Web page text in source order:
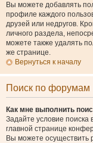
Вы можете добавлять
профиле каждого
друзей или недругов.
личного раздела,
можете также удалять
же странице.
Вернуться к началу
Поиск по форумам
Как мне выполнить
Задайте условие
главной странице
Вы можете осуществить